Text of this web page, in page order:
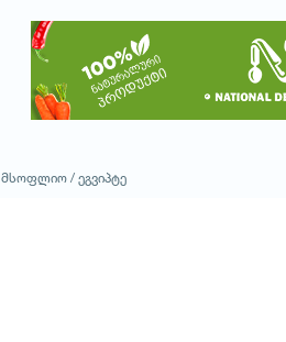
მსოფლიო / ეგვიპტე